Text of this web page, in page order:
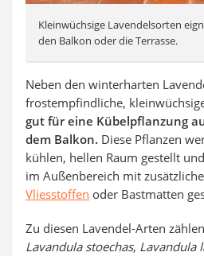
Kleinwüchsige Lavendelsorten
den Balkon oder die Terrasse.
Neben den winterharten
frostempfindliche,
gut für eine Kübelpflanzung
dem Balkon. Diese Pflanzen
kühlen, hellen Raum gestellt
im Außenbereich mit
Vliesstoffen oder Bastmatten
Zu diesen Lavendel-Arten
Lavandula stoechas, Lavandula